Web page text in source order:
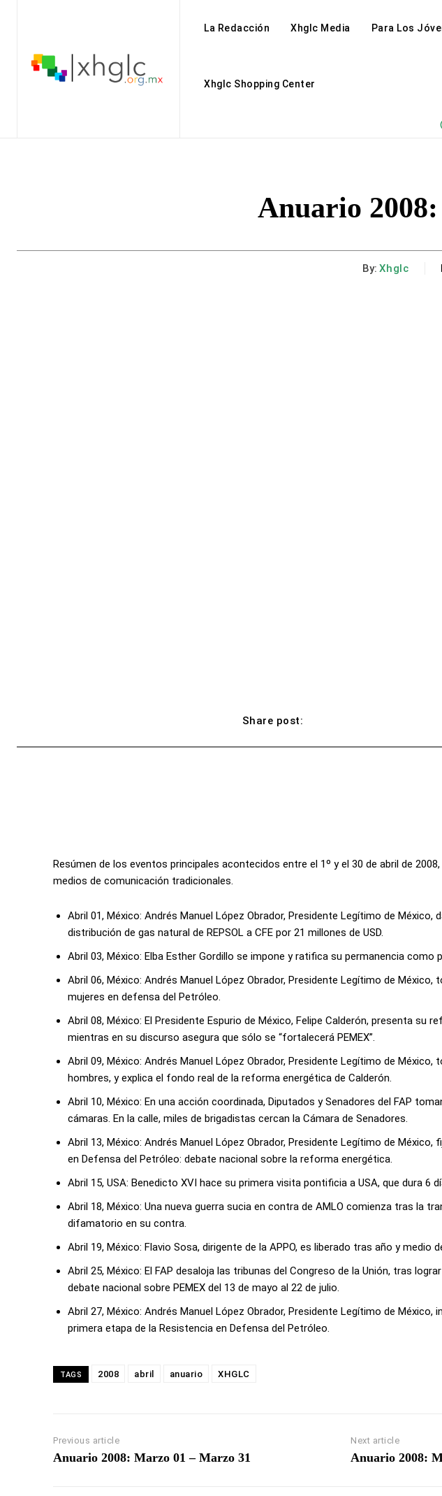
La Redacción Xhglc Media Para Los
Xhglc Shopping Center
Anuario
By: Xhglc
Share post:
Resúmen de los eventos principales acontecidos entre el 1º y el 30 de abril de
medios de comunicación tradicionales.
Abril 01, México: Andrés Manuel López Obrador, Presidente Legítimo de
distribución de gas natural de REPSOL a CFE por 21 millones de USD.
Abril 03, México: Elba Esther Gordillo se impone y ratifica su permanencia como
Abril 06, México: Andrés Manuel López Obrador, Presidente Legítimo de
mujeres en defensa del Petróleo.
Abril 08, México: El Presidente Espurio de México, Felipe Calderón, presenta su
mientras en su discurso asegura que sólo se “fortalecerá PEMEX”.
Abril 09, México: Andrés Manuel López Obrador, Presidente Legítimo de
hombres, y explica el fondo real de la reforma energética de Calderón.
Abril 10, México: En una acción coordinada, Diputados y Senadores del FAP
cámaras. En la calle, miles de brigadistas cercan la Cámara de Senadores.
Abril 13, México: Andrés Manuel López Obrador, Presidente Legítimo de
en Defensa del Petróleo: debate nacional sobre la reforma energética.
Abril 15, USA: Benedicto XVI hace su primera visita pontificia a USA, que dura 6
Abril 18, México: Una nueva guerra sucia en contra de AMLO comienza tras la
difamatorio en su contra.
Abril 19, México: Flavio Sosa, dirigente de la APPO, es liberado tras año y medio
Abril 25, México: El FAP desaloja las tribunas del Congreso de la Unión, tras
debate nacional sobre PEMEX del 13 de mayo al 22 de julio.
Abril 27, México: Andrés Manuel López Obrador, Presidente Legítimo de
primera etapa de la Resistencia en Defensa del Petróleo.
TAGS 2008 abril anuario XHGLC
Previous article
Anuario 2008: Marzo 01 – Marzo 31
Next article
Anuario 2008: